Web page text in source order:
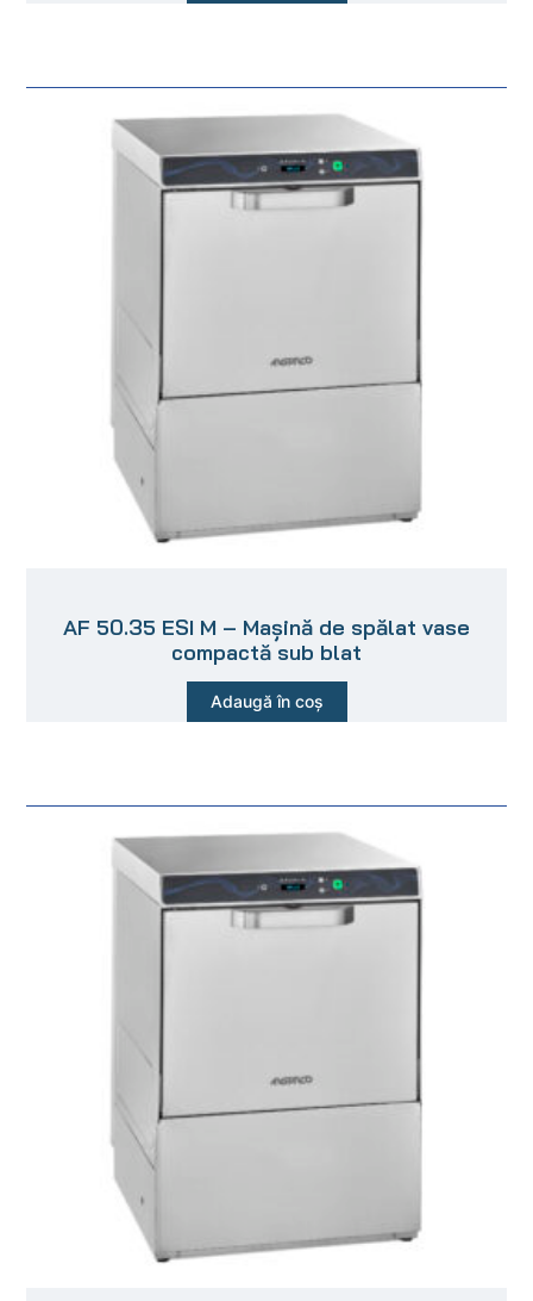
AF 50.35 ESI M – Mașină de spălat vase
compactă sub blat
Adaugă în coș